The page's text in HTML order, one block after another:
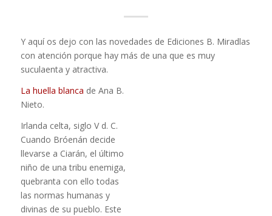
Y aquí os dejo con las novedades de Ediciones B. Miradlas
con atención porque hay más de una que es muy
suculaenta y atractiva.
La huella blanca de Ana B.
Nieto.
Irlanda celta, siglo V d. C.
Cuando Bróenán decide
llevarse a Ciarán, el último
niño de una tribu enemiga,
quebranta con ello todas
las normas humanas y
divinas de su pueblo. Este